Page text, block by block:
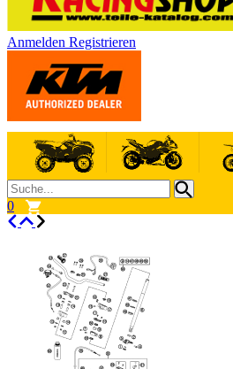
Anmelden Registrieren
0